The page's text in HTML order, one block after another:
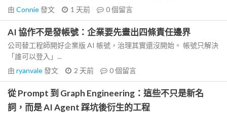
由 Connie發文 1 天前 0個留言
AI 協作不是發帳號：企業要先畫出四條責任邊界
公司替工程師開好企業版 AI 帳號，治理其實還沒開始。 帳號只解決
「誰可以登入」...
由 ryanvale發文 2 天前 0個留言
從 Prompt 到 Graph Engineering：這些不只是新名
詞，而是 AI Agent 踩坑後衍生的工程